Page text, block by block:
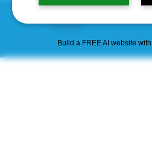
Build a FREE AI website with